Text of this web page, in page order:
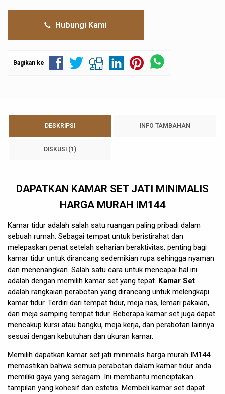
Hubungi Kami
Bagikan ke
DESKRIPSI INFO TAMBAHAN
DISKUSI (1)
DAPATKAN KAMAR SET JATI MINIMALIS
HARGA MURAH IM144
Kamar tidur adalah salah satu ruangan paling pribadi dalam
sebuah rumah. Sebagai tempat untuk beristirahat dan
melepaskan penat setelah seharian beraktivitas, penting bagi
kamar tidur untuk dirancang sedemikian rupa sehingga nyaman
dan menenangkan. Salah satu cara untuk mencapai hal ini
adalah dengan memilih kamar set yang tepat. Kamar Set
adalah rangkaian perabotan yang dirancang untuk melengkapi
kamar tidur. Terdiri dari tempat tidur, meja rias, lemari pakaian,
dan meja samping tempat tidur. Beberapa kamar set juga dapat
mencakup kursi atau bangku, meja kerja, dan perabotan lainnya
sesuai dengan kebutuhan dan ukuran kamar.
Memilih dapatkan kamar set jati minimalis harga murah IM144
memastikan bahwa semua perabotan dalam kamar tidur anda
memiliki gaya yang seragam. Ini membantu menciptakan
tampilan yang kohesif dan estetis. Membeli kamar set dapat